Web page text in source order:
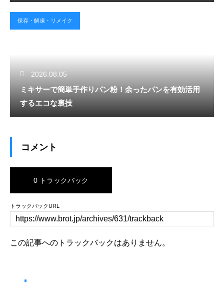
保存・解凍・リメイク
2026.08.05
ミキサーで簡単手作りパン粉！余ったパンを有効活用
するエコな裏技
コメント
0 トラックバック
トラックバックURL
この記事へのトラックバックはありません。